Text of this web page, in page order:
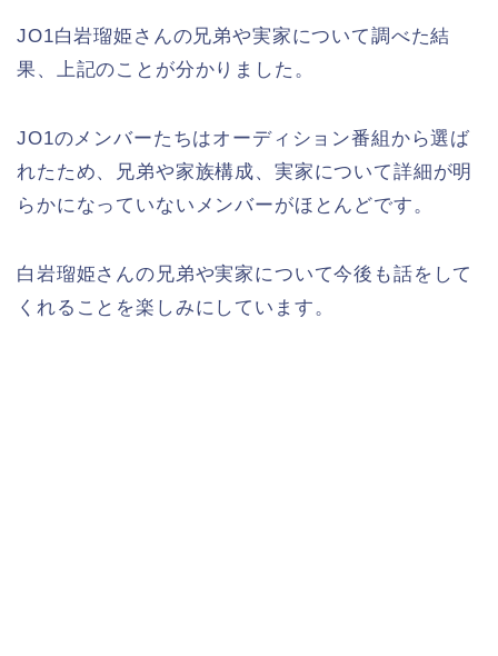
JO1白岩瑠姫さんの兄弟や実家について調べた結
果、上記のことが分かりました。
JO1のメンバーたちはオーディション番組から選ば
れたため、兄弟や家族構成、実家について詳細が明
らかになっていないメンバーがほとんどです。
白岩瑠姫さんの兄弟や実家について今後も話をして
くれることを楽しみにしています。